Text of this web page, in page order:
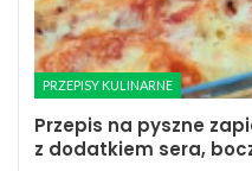
PRZEPISY KULINARNE
Przepis na pyszne
z dodatkiem sera,